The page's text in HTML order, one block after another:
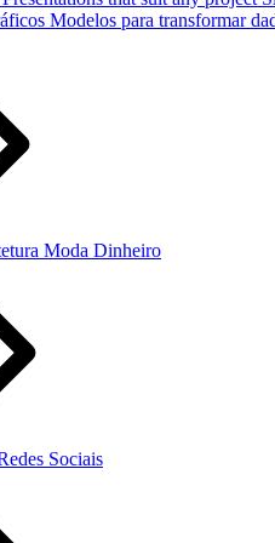
Modelos para transformar
Moda Dinheiro
Sociais